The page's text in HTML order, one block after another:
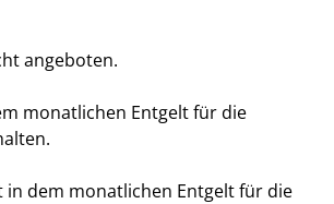
angeboten.
monatlichen Entgelt für die
in dem monatlichen Entgelt für die